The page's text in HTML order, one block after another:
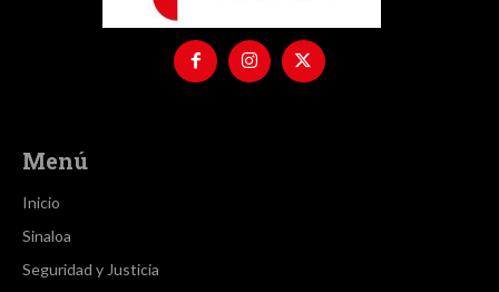
Menú
Inicio
Sinaloa
Seguridad y Justicia